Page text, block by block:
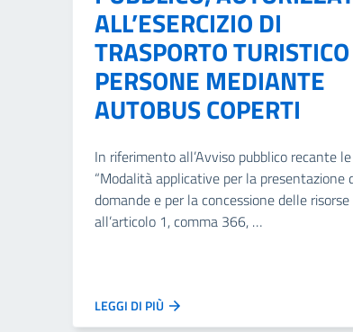
ALL’ESERCIZIO DI
TRASPORTO
PERSONE MEDIANTE
AUTOBUS COPERTI
In riferimento all’Avviso pubblico recante le
“Modalità applicative per la presentazione
domande e per la concessione delle risorse
all’articolo 1, comma 366, …
LEGGI DI PIÙ